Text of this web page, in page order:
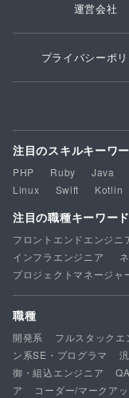
運営会社
プライバシーポ
注目のスキルキーワ
PHP Ruby Java
Linux
Swift Kotlin
注目の職種キーワード
フロントエンドエンジニ
インフラエンジニア
プロジェクトマネージャ
職種
開発系 フルスタックエ
ン系SE・プログラマ
御・組込エンジニア
ア
コーダー/マークア